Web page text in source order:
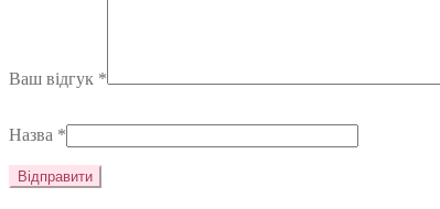
Ваш відгук *
Назва *